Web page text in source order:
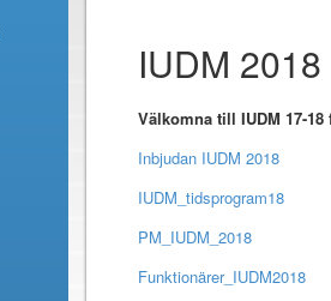
IUDM 2018
Välkomna till IUDM 17-
Inbjudan IUDM 2018
IUDM_tidsprogram18
PM_IUDM_2018
Funktionärer_IUDM2018